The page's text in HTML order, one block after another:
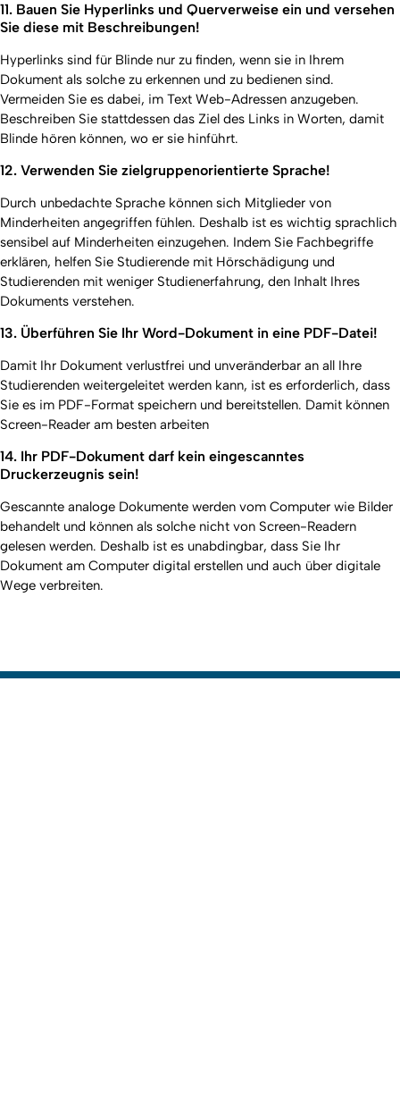
11. Bauen Sie Hyperlinks und Querverweise ein und versehen
Sie diese mit Beschreibungen!
Hyperlinks sind für Blinde nur zu finden, wenn sie in Ihrem
Dokument als solche zu erkennen und zu bedienen sind.
Vermeiden Sie es dabei, im Text Web-Adressen anzugeben.
Beschreiben Sie stattdessen das Ziel des Links in Worten, damit
Blinde hören können, wo er sie hinführt.
12. Verwenden Sie zielgruppenorientierte Sprache!
Durch unbedachte Sprache können sich Mitglieder von
Minderheiten angegriffen fühlen. Deshalb ist es wichtig sprachlich
sensibel auf Minderheiten einzugehen. Indem Sie Fachbegriffe
erklären, helfen Sie Studierende mit Hörschädigung und
Studierenden mit weniger Studienerfahrung, den Inhalt Ihres
Dokuments verstehen.
13. Überführen Sie Ihr Word-Dokument in eine PDF-Datei!
Damit Ihr Dokument verlustfrei und unveränderbar an all Ihre
Studierenden weitergeleitet werden kann, ist es erforderlich, dass
Sie es im PDF-Format speichern und bereitstellen. Damit können
Screen-Reader am besten arbeiten
14. Ihr PDF-Dokument darf kein eingescanntes
Druckerzeugnis sein!
Gescannte analoge Dokumente werden vom Computer wie Bilder
behandelt und können als solche nicht von Screen-Readern
gelesen werden. Deshalb ist es unabdingbar, dass Sie Ihr
Dokument am Computer digital erstellen und auch über digitale
Wege verbreiten.